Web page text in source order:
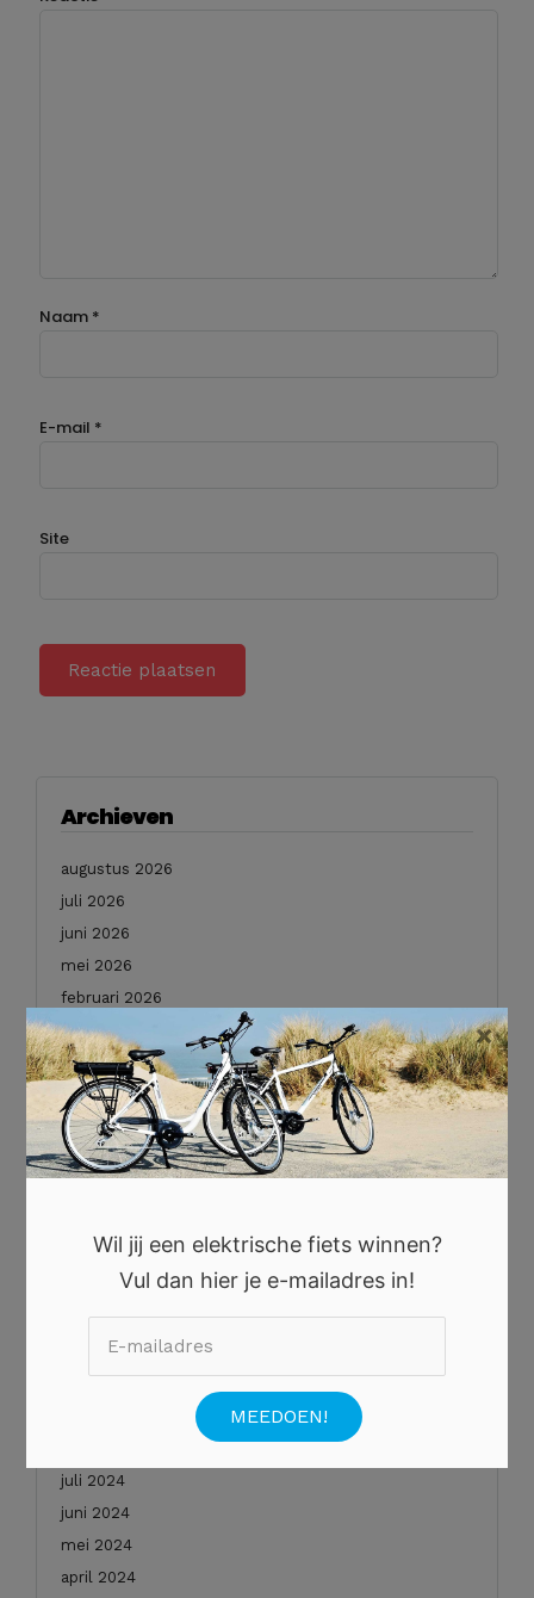
Naam *
E-mail *
Site
Archieven
augustus 2026
juli 2026
juni 2026
mei 2026
februari 2026
januari 2026
december 2025
november 2025
oktober 2025
augustus 2025
mei 2025
januari 2025
december 2024
november 2024
juli 2024
juni 2024
mei 2024
april 2024
Wil jij een elektrische fiets winnen?
Vul dan hier je e-mailadres in!
×